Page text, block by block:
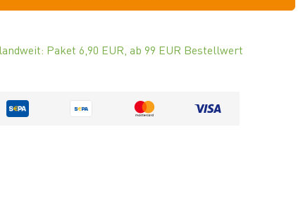
Paket 6,90 EUR, ab 99 EUR Bestellwert